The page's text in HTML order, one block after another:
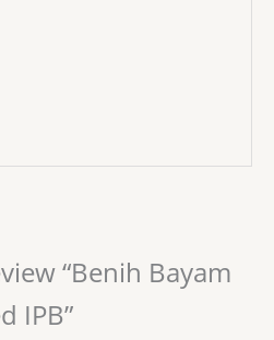
“Benih Bayam
IPB”